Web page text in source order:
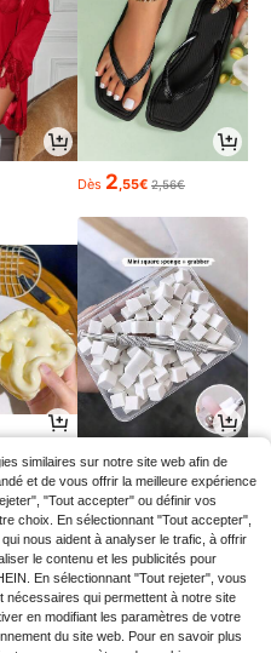
Dès 2 ,55€ 2,56€
Dès 2,68€
similaires sur notre site web afin de
et de vous offrir la meilleure expérience
"Tout accepter" ou définir vos
choix. En sélectionnant "Tout accepter",
nous aident à analyser le trafic, à offrir
le contenu et les publicités pour
En sélectionnant "Tout rejeter", vous
nécessaires qui permettent à notre site
en modifiant les paramètres de votre
du site web. Pour en savoir plus